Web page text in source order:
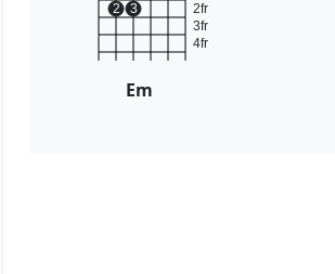
2fr
3fr
4fr
2 3
Em